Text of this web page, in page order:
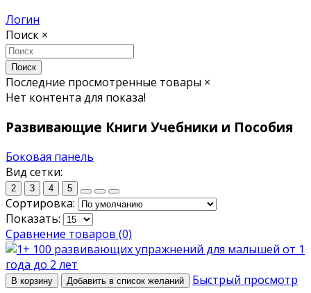
Логин
Поиск ×
Поиск
Последние просмотренные товары ×
Нет контента для показа!
Развивающие Книги Учебники и Пособия
Боковая панель
Вид сетки:
2 3 4 5
Сортировка:
Показать:
Сравнение товаров (0)
В корзину Добавить в список желаний Быстрый просмотр